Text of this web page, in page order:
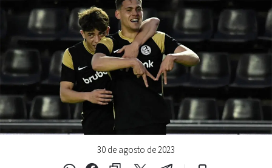
30 de agosto de 2023